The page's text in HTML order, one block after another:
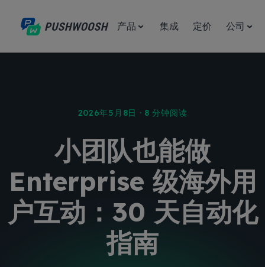
产品 集成 定价 公司
2026年5月8日 · 8 分钟阅读
小团队也能做
Enterprise 级海外用
户互动：30 天自动化
指南